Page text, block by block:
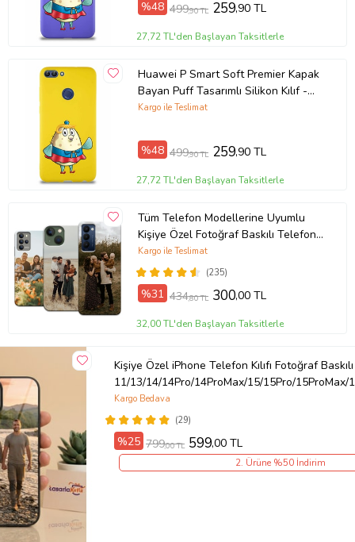
Ürün Kodu:kcm17972561
%48 499,90 TL 259,90 TL
27,72 TL'den Başlayan Taksitlerle
Huawei P Smart Soft Premier Kapak
Bayan Puff Tasarımlı Silikon Kılıf -
Sarı (Şeffaf)
Kargo ile Teslimat
%48 499,90 TL 259,90 TL
27,72 TL'den Başlayan Taksitlerle
Tüm Telefon Modellerine Uyumlu
Kişiye Özel Fotoğraf Baskılı Telefon
Kılıfı
(235)
Kargo ile Teslimat
%31 434,80 TL 300,00 TL
32,00 TL'den Başlayan Taksitlerle
Kişiye Özel iPhone Telefon Kılıfı Fotoğraf Baskılı
11/13/14/14Pro/14ProMax/15/15Pro/
(29)
Kargo Bedava
%25 799,00 TL 599,00 TL
2. Ürüne %50 İndirim